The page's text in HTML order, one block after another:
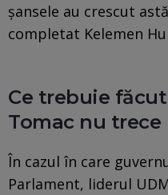
șansele au crescut
completat Kelemen
Ce trebuie
Tomac nu trece
În cazul în care
Parlament, liderul